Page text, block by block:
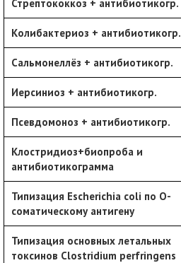
Стрептококкоз + антибиотикогр.
Колибактериоз + антибиотикогр.
Сальмонеллёз + антибиотикогр.
Иерсиниоз + антибиотикогр.
Псевдомоноз + антибиотикогр.
Клостридиоз+биопроба и
антибиотикограмма
Типизация Escherichia coli по О-
соматическому антигену
Типизация основных летальных
токсинов Clostridium perfringens